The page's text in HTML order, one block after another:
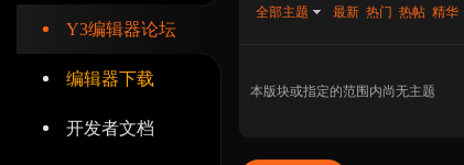
Y3编辑器论坛
编辑器下载
开发者文档
全部主题 最新 热门 热帖 精华
本版块或指定的范围内尚无主题